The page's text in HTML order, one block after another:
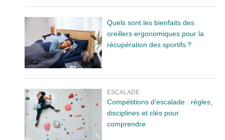
Quels sont les bienfaits des
oreillers ergonomiques pour la
récupération des sportifs ?
ESCALADE
Compétitions d’escalade : règles,
disciplines et clés pour
comprendre